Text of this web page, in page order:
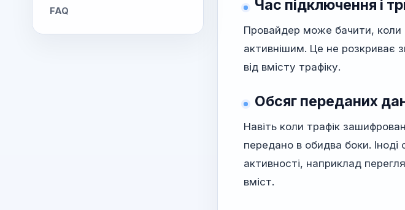
FAQ Час підключення і
Провайдер може бачити, коли
активнішим. Це не розкриває
від вмісту трафіку.
Обсяг переданих
Навіть коли трафік
передано в обидва боки.
активності, наприклад
вміст.